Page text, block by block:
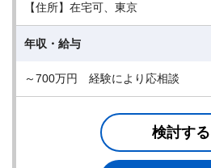
【住所】在宅可、東京
年収・給与
～700万円 経験により応相談
検討する